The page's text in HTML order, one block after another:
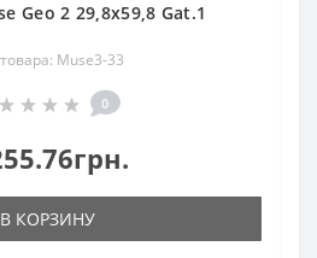
Geo 2 29,8x59,8 Gat.1
Muse3-33
0
В КОРЗИНУ